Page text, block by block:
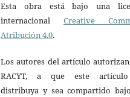
Esta obra está bajo una
internacional Creative
Atribución 4.0.
Los autores del artículo
RACYT, a que este
distribuya y sea compartido